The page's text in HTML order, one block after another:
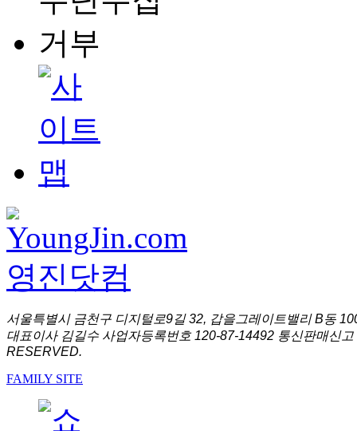
서울특별시 금천구 디지털로9길 32, 갑을그레이트밸리 B동
대표이사 김길수 사업자등록번호 120-87-14492 통신판매신
RESERVED.
FAMILY SITE